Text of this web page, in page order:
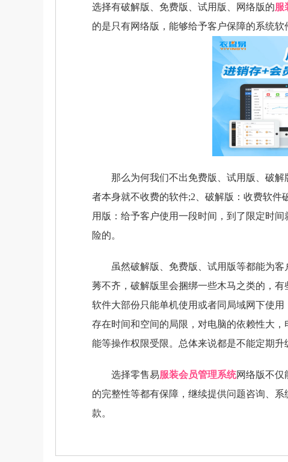
选择有破解版、免费版、试用版、网络版的 服
的是只有网络版，能够给予客户保障的系统软
那么为何我们不出免费版、试用版、破解
者本身就不收费的软件;2、破解版：收费软
用版：给予客户使用一段时间，到了限定时
险的。
虽然破解版、免费版、试用版等都能为客
莠不齐，破解版里会捆绑一些木马之类的，
软件大部份只能单机使用或者同局域网下使
存在时间和空间的局限，对电脑的依赖性大
能等操作权限受限。总体来说都是不能定期升
选择零售易 服装会员管理系统网络版不仅
的完整性等都有保障，继续提供问题咨询、
款。